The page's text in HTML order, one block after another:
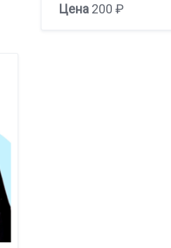
Цена 200 ₽